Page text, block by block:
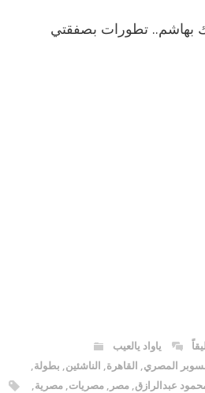
بهاشم.. تطورات بصفقتي
ياواد يالعيب
المصري, القاهرة, الناشئين, بطولة,
عبدالرازق,مصر ,مصريات,مصرية,